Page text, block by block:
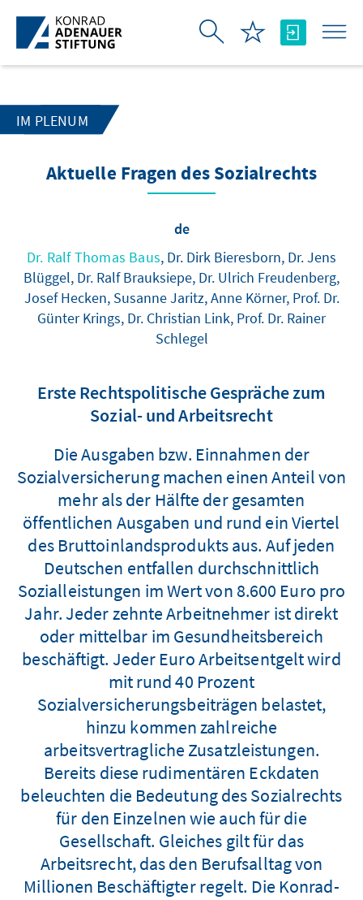
Pular para o Conteúdo principal
IM PLENUM
Aktuelle Fragen des Sozialrechts
de
Dr. Ralf Thomas Baus, Dr. Dirk Bieresborn, Dr. Jens
Blüggel, Dr. Ralf Brauksiepe, Dr. Ulrich Freudenberg,
Josef Hecken, Susanne Jaritz, Anne Körner, Prof. Dr.
Günter Krings, Dr. Christian Link, Prof. Dr. Rainer
Schlegel
Erste Rechtspolitische Gespräche zum
Sozial- und Arbeitsrecht
Die Ausgaben bzw. Einnahmen der
Sozialversicherung machen einen Anteil von
mehr als der Hälfte der gesamten
öffentlichen Ausgaben und rund ein Viertel
des Bruttoinlandsprodukts aus. Auf jeden
Deutschen entfallen durchschnittlich
Sozialleistungen im Wert von 8.600 Euro pro
Jahr. Jeder zehnte Arbeitnehmer ist direkt
oder mittelbar im Gesundheitsbereich
beschäftigt. Jeder Euro Arbeitsentgelt wird
mit rund 40 Prozent
Sozialversicherungsbeiträgen belastet,
hinzu kommen zahlreiche
arbeitsvertragliche Zusatzleistungen.
Bereits diese rudimentären Eckdaten
beleuchten die Bedeutung des Sozialrechts
für den Einzelnen wie auch für die
Gesellschaft. Gleiches gilt für das
Arbeitsrecht, das den Berufsalltag von
Millionen Beschäftigter regelt. Die Konrad-